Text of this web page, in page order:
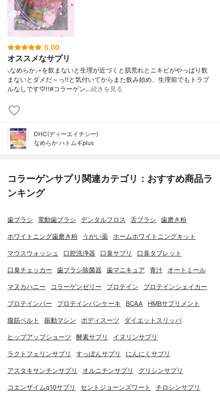
5.00
オススメなサプリ
⸜なめらか⸝⋆を飲まないと生理が近づくと肌荒れとニキビがやっぱり飲
まないとダメだ～っ!!と気付いてからまた飲み始め、生理前でもトラブ
ルなしです♡!!#コラーゲン…続きを見る
DHC(ディーエイチシー)
なめらか ハトムギplus
コラーゲンサプリ関連カテゴリ：おすすめ商品ラ
ンキング
歯ブラシ 電動歯ブラシ デンタルフロス 舌ブラシ 歯磨き粉
ホワイトニング歯磨き粉 うがい薬 ホームホワイトニングキット
マウスウォッシュ 口腔洗浄器 口臭サプリ 口臭タブレット
口臭チェッカー 歯ブラシ除菌器 歯マニキュア 青汁 オートミール
マヌカハニー コラーゲンゼリー プロテイン プロテインシェイカー
プロテインバー プロテインパンケーキ BCAA HMBサプリメント
腹筋ベルト 振動マシン ボディスーツ ダイエットスリッパ
ヒップアップショーツ 酵素サプリ イヌリンサプリ
ラクトフェリンサプリ すっぽんサプリ にんにくサプリ
アスタキサンチンサプリ オルニチンサプリ グリシンサプリ
コエンザイムq10サプリ セントジョーンズワート チロシンサプリ